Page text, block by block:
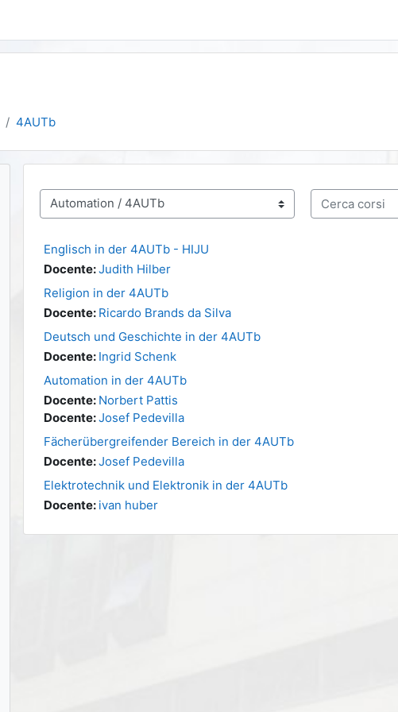
4AUTb
Categorie di corso
Cerca corsi
Englisch in der 4AUTb - HIJU
Docente:Judith Hilber
Religion in der 4AUTb
Docente: Ricardo Brands da Silva
Deutsch und Geschichte in der 4AUTb
Docente: Ingrid Schenk
Automation in der 4AUTb
Docente: Norbert Pattis
Docente:Josef Pedevilla
Fächerübergreifender Bereich in der 4AUTb
Docente:Josef Pedevilla
Elektrotechnik und Elektronik in der 4AUTb
Docente: ivan huber